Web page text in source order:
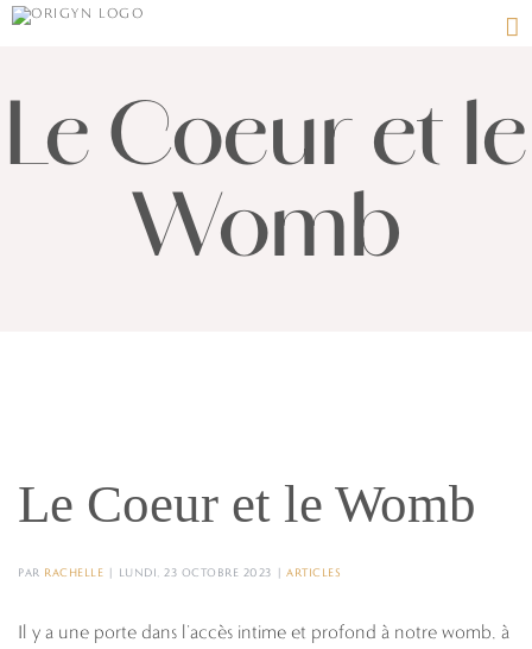
Passer
Le Coeur et le
Womb
Le Coeur et le Womb
PAR RACHELLE | LUNDI, 23 OCTOBRE 2023 | ARTICLES
Il y a une porte dans l’accès intime et profond à notre womb, à